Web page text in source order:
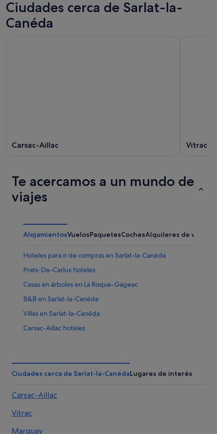
Ciudades cerca de Sarlat-la-
Canéda
Carsac-Aillac Vitrac
Te acercamos a un mundo de
viajes
AlojamientosVuelosPaquetesCochesAlquileres de
Hoteles para ir de compras en Sarlat-la-Canéda
Prats-De-Carlux hoteles
Casas en árboles en La Roque-Gageac
B&B en Sarlat-la-Canéda
Villas en Sarlat-la-Canéda
Carsac-Aillac hoteles
Hoteles de aventura en Sarlat-la-Canéda
Hoteles cerca de Oficina de turismo de Sarlat Périgord
Ciudades cerca de Sarlat-la-CanédaLugares de interés
Carsac-Aillac
Vitrac
Marquay